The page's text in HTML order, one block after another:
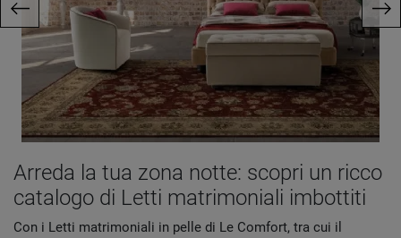
Arreda la tua zona notte: scopri un ricco
catalogo di Letti matrimoniali imbottiti
Con i Letti matrimoniali in pelle di Le Comfort, tra cui il